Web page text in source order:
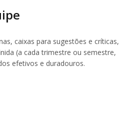
caixas para sugestões e críticas,
(a cada trimestre ou semestre,
efetivos e duradouros.